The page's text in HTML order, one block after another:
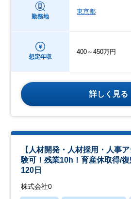
勤務地
東京都
想定年収
400～450万円
詳しく見る
【人材開発・人材採用・人事
験可！残業10h！育産休取得/
120日
株式会社0